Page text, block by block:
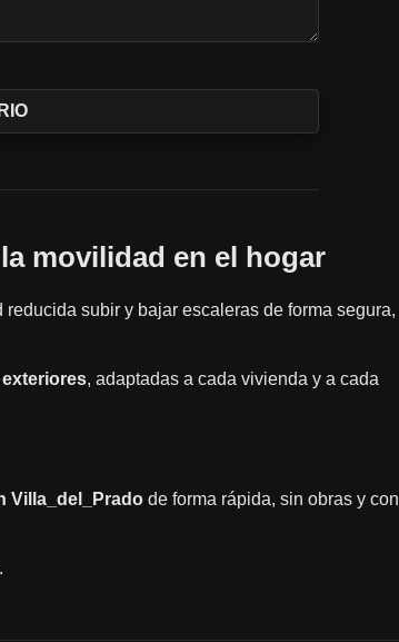
movilidad en el hogar
subir y bajar escaleras de forma segura,
, adaptadas a cada vivienda y a cada
Villa_del_Prado de forma rápida, sin obras y con